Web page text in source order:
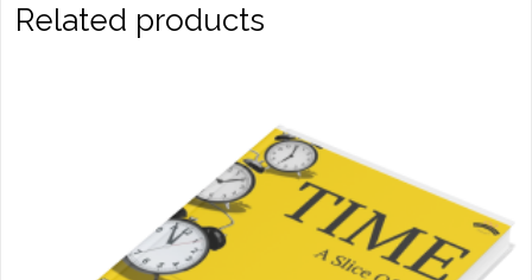
Related products